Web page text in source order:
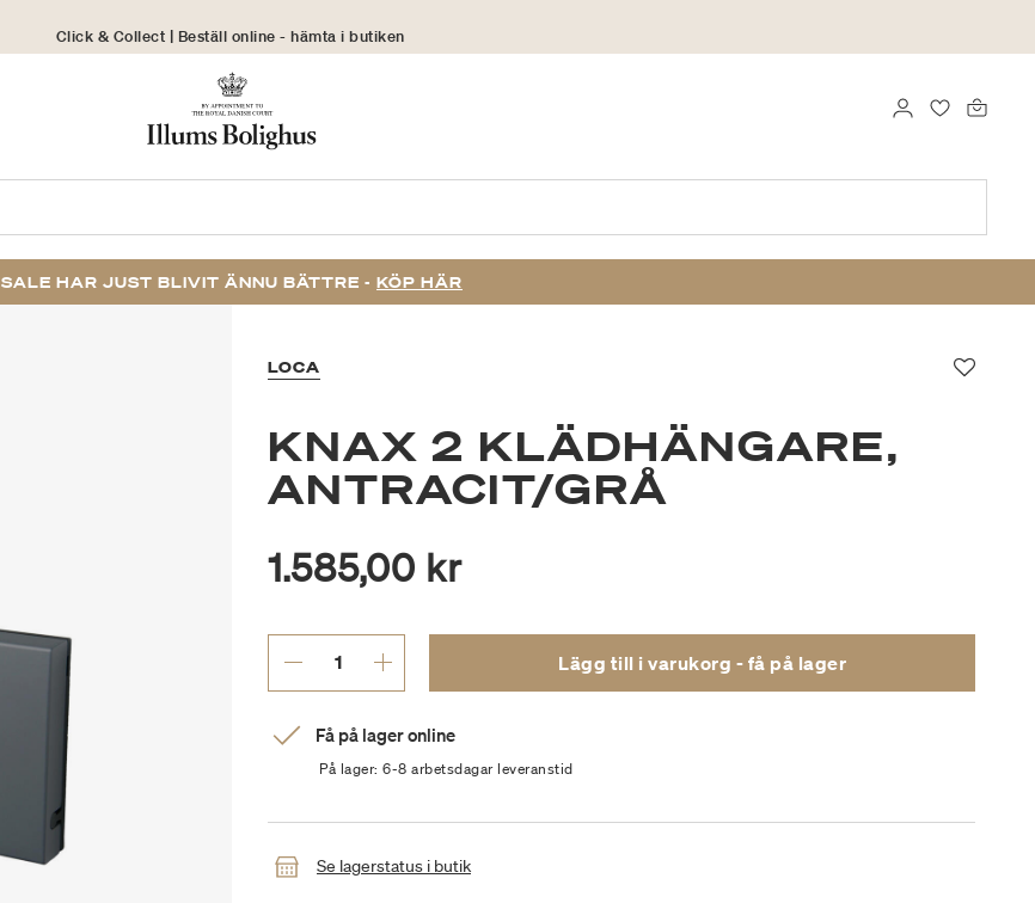
Click & Collect | Beställ online - hämta i butiken
30 dagars returrätt
FAVORITER
LOGGA IN
SALE HAR JUST BLIVIT ÄNNU BÄTTRE - KÖP HÄR
LOCA
KNAX 2 KLÄDHÄNGARE,
ANTRACIT/GRÅ
1.585,00 kr
Lägg till i varukorg - få på lager
Få på lager online
På lager: 6-8 arbetsdagar leveranstid
Se lagerstatus i butik